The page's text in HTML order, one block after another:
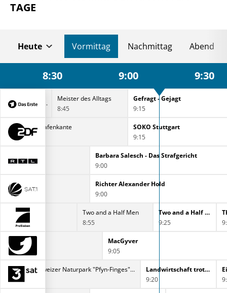
TAGE
Heute Vormittag Nachmittag Abend
8:30 9:00 9:30
Meister des Alltags
8:45
Gefragt - Gejagt
9:15
Notruf Hafenkante
8:30
SOKO Stuttgart
9:15
Barbara Salesch - Das Strafgericht
9:00
Richter Alexander Hold
9:00
2 Broke Girls
8:25
Two and a Half Men
8:55
Two and a Half Men
9:25
MacGyver
9:05
Schweizer Naturpark "Pfyn-Finges" - Rendez-vous im Park
Landwirtschaft trotz allem - Aufbruch ins harte Bauernleben
9:20